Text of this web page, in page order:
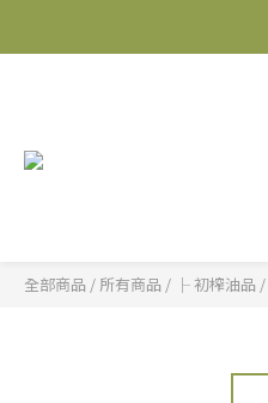
全部商品 / 所有商品 / ├ 初榨油品 /